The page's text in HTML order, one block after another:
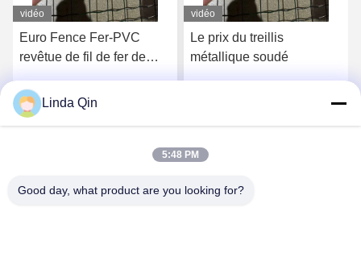
vidéo
Euro Fence Fer-PVC
revêtue de fil de fer de
protection des fermes
Discuter Maintenant
vidéo
Le prix du treillis
métallique soudé
Linda Qin
5:48 PM
Good day, what product are you looking for?